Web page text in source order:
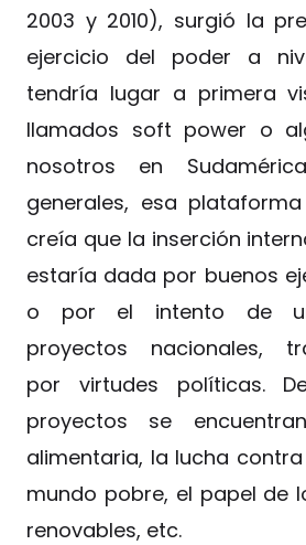
2003 y 2010), surgió la
ejercicio del poder a
tendría lugar a primera
llamados soft power o
nosotros en
generales, esa
creía que la inserción
estaría dada por buenos
o por el intento de
proyectos nacionales,
por virtudes políticas.
proyectos se
alimentaria, la lucha
mundo pobre, el papel de
renovables, etc.